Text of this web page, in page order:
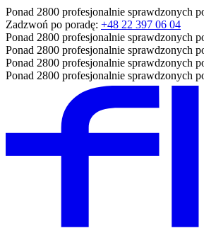
Ponad 2800 profesjonalnie sprawdzonych
Zadzwoń po poradę: +48 22 397 06 04
Ponad 2800 profesjonalnie sprawdzonych
Ponad 2800 profesjonalnie sprawdzonych
Ponad 2800 profesjonalnie sprawdzonych
Ponad 2800 profesjonalnie sprawdzonych